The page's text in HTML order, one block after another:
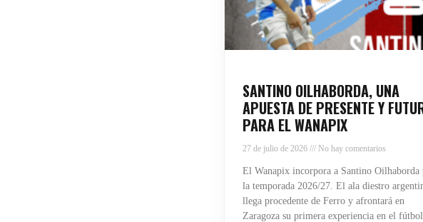
SANTINO OILHABORDA, UNA
APUESTA DE PRESENTE Y
PARA EL WANAPIX
27 de julio de 2026 No hay comentarios
El Wanapix incorpora a Santino Oilhaborda
la temporada 2026/27. El ala diestro
llega procedente de Ferro y afrontará en
Zaragoza su primera experiencia en el